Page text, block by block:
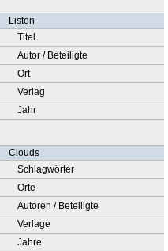
Listen
Titel
Autor / Beteiligte
Ort
Verlag
Jahr
Clouds
Schlagwörter
Orte
Autoren / Beteiligte
Verlage
Jahre